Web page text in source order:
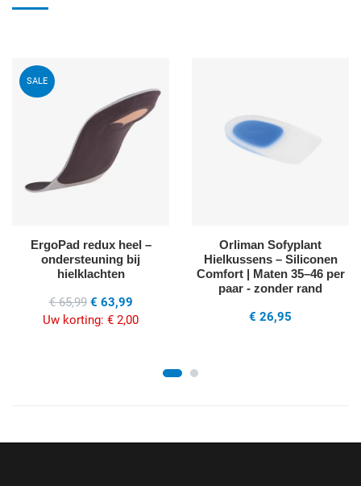
SALE
ErgoPad redux heel –
ondersteuning bij
hielklachten
€ 65,99 € 63,99
Uw korting: € 2,00
Orliman Sofyplant
Hielkussens – Siliconen
Comfort | Maten 35–46 per
paar - zonder rand
€ 26,95